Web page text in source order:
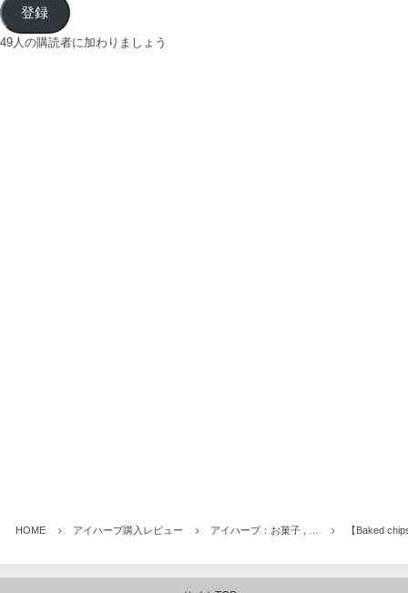
登録
49人の購読者に加わりましょう
HOME アイハーブ購入レビュー アイハーブ：お菓子 , … 【Baked